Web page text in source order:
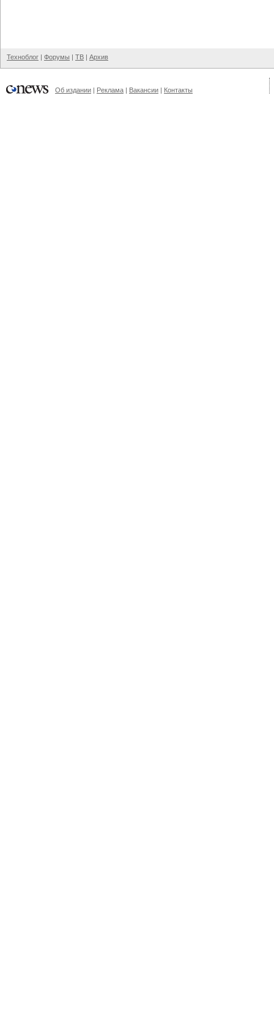
Техноблог | Форумы | ТВ | Архив
Об издании | Реклама | Вакансии | Контакты